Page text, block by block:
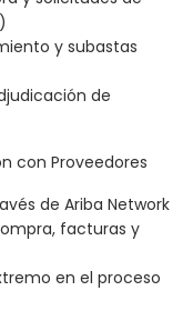
y subastas
de
con Proveedores
de Ariba Network
facturas y
en el proceso